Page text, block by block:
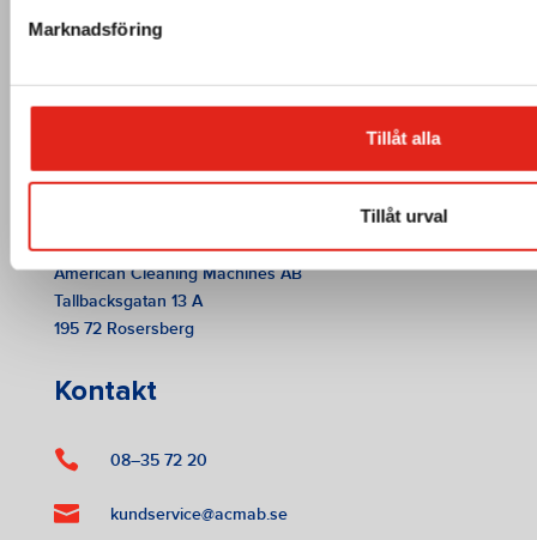
Marknadsföring
Tillåt alla
Tillåt urval
American Cleaning Machines AB
Tallbacksgatan 13 A
195 72 Rosersberg
Kontakt
 08–35 72 20
 kundservice@acmab.se